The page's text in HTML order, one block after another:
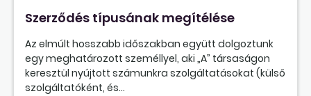
Szerződés típusának megítélése
Az elmúlt hosszabb időszakban együtt dolgoztunk
egy meghatározott személlyel, aki „A” társaságon
keresztül nyújtott számunkra szolgáltatásokat (külső
szolgáltatóként, és...